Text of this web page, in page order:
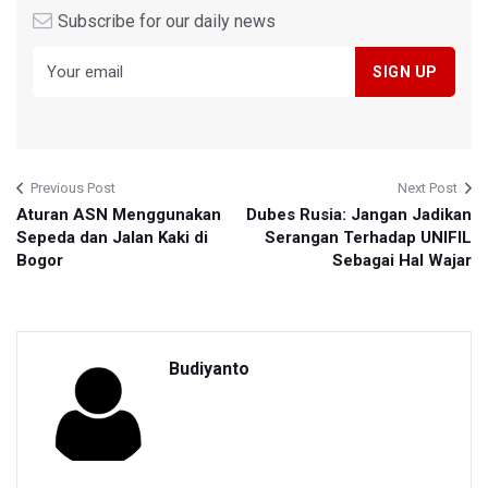
Subscribe for our daily news
Previous Post
Aturan ASN Menggunakan
Sepeda dan Jalan Kaki di
Bogor
Next Post
Dubes Rusia: Jangan Jadikan
Serangan Terhadap UNIFIL
Sebagai Hal Wajar
Budiyanto